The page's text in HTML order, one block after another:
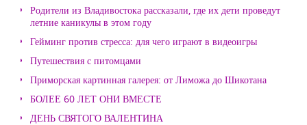
Родители из Владивостока рассказали, где их дети проведут
летние каникулы в этом году
Гейминг против стресса: для чего играют в видеоигры
Путешествия с питомцами
Приморская картинная галерея: от Лиможа до Шикотана
БОЛЕЕ 60 ЛЕТ ОНИ ВМЕСТЕ
ДЕНЬ СВЯТОГО ВАЛЕНТИНА